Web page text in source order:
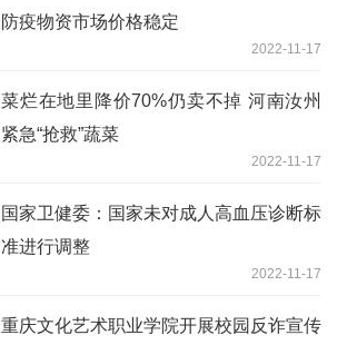
防疫物资市场价格稳定
2022-11-17
菜烂在地里降价70%仍卖不掉 河南汝州
紧急“抢救”蔬菜
2022-11-17
国家卫健委：国家未对成人高血压诊断标
准进行调整
2022-11-17
重庆文化艺术职业学院开展校园反诈宣传